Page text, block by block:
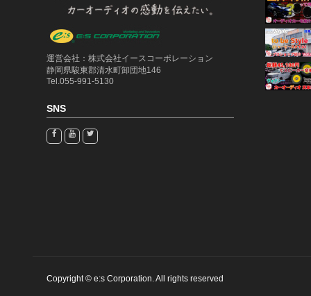
運営会社：株式会社イースコーポレーション
静岡県駿東郡清水町卸団地146
Tel.055-991-5130
SNS
Copyright © e:s Corporation. All rights reserved